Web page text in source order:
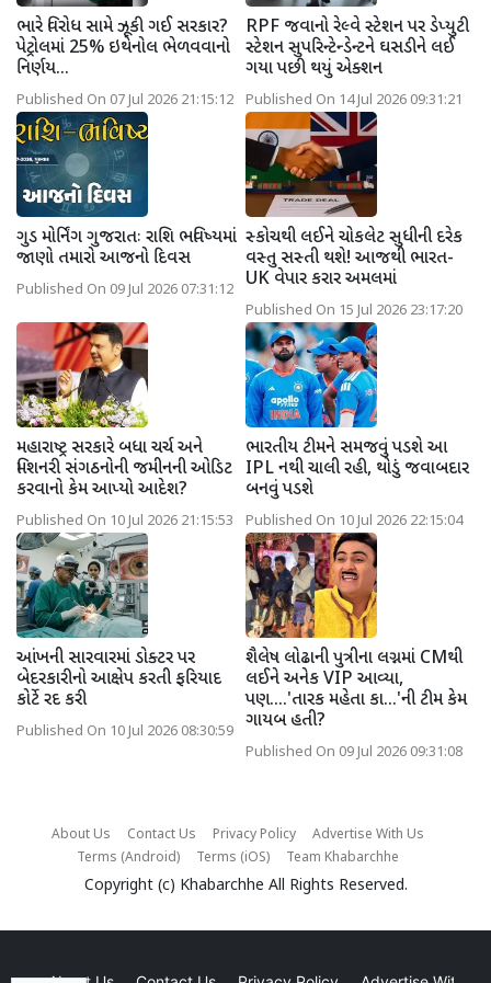
ભારે વિરોધ સામે ઝૂકી ગઈ સરકાર?
પેટ્રોલમાં 25% ઇથેનોલ ભેળવવાનો
નિર્ણય...
Published On 07 Jul 2026 21:15:12
RPF જવાનો રેલ્વે સ્ટેશન પર ડેપ્યુટી
સ્ટેશન સુપરિન્ટેન્ડેન્ટને ઘસડીને લઈ
ગયા પછી થયું એક્શન
Published On 14 Jul 2026 09:31:21
ગુડ મોર્નિંગ ગુજરાતઃ રાશિ ભવિષ્યમાં
જાણો તમારો આજનો દિવસ
Published On 09 Jul 2026 07:31:12
સ્કોચથી લઈને ચોકલેટ સુધીની દરેક
વસ્તુ સસ્તી થશે! આજથી ભારત-
UK વેપાર કરાર અમલમાં
Published On 15 Jul 2026 23:17:20
મહારાષ્ટ્ર સરકારે બધા ચર્ચ અને
મિશનરી સંગઠનોની જમીનની ઓડિટ
કરવાનો કેમ આપ્યો આદેશ?
Published On 10 Jul 2026 21:15:53
ભારતીય ટીમને સમજવું પડશે આ
IPL નથી ચાલી રહી, થોડું જવાબદાર
બનવું પડશે
Published On 10 Jul 2026 22:15:04
આંખની સારવારમાં ડોક્ટર પર
બેદરકારીનો આક્ષેપ કરતી ફરિયાદ
કોર્ટે રદ કરી
Published On 10 Jul 2026 08:30:59
શૈલેષ લોઢાની પુત્રીના લગ્નમાં CMથી
લઈને અનેક VIP આવ્યા,
પણ....'તારક મહેતા કા...'ની ટીમ કેમ
ગાયબ હતી?
Published On 09 Jul 2026 09:31:08
About Us Contact Us Privacy Policy
Advertise With Us
Terms (Android)
Terms (iOS) Team Khabarchhe
Copyright (c) Khabarchhe All Rights Reserved.